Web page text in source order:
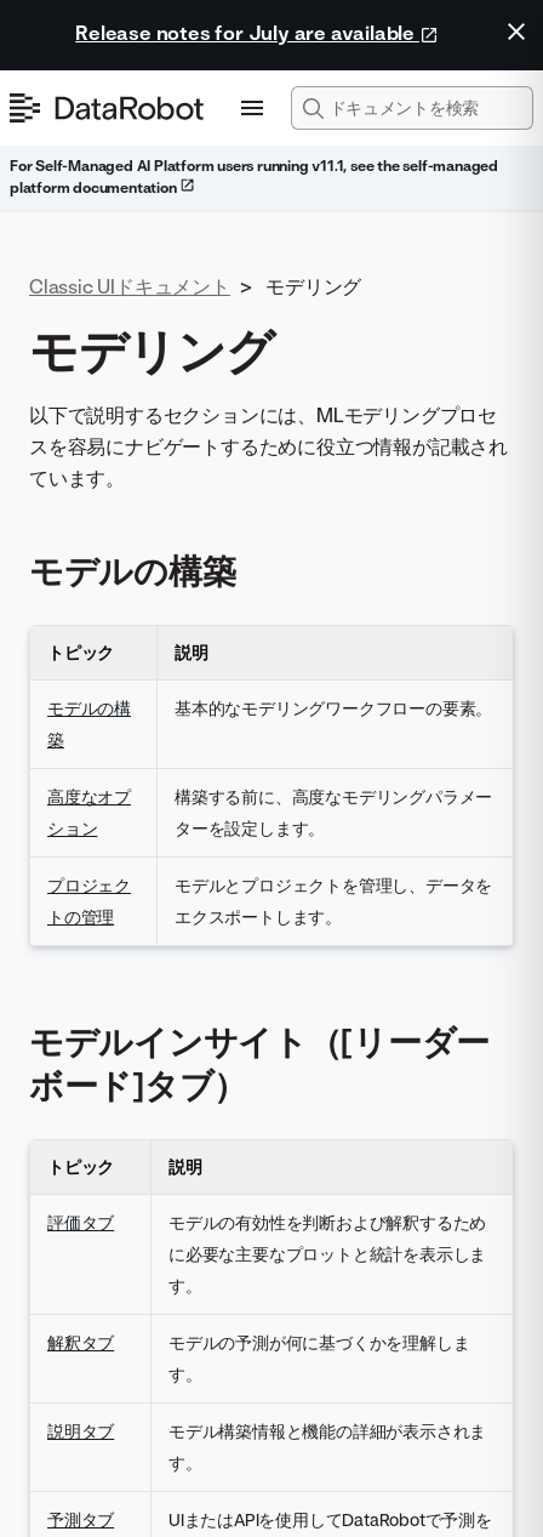
Release notes for July are available
For Self-Managed AI Platform users running v11.1, see the self-managed
platform documentation
Classic UIドキュメント > モデリング
モデリング
以下で説明するセクションには、MLモデリングプロセ
スを容易にナビゲートするために役立つ情報が記載され
ています。
モデルの構築
トピック 説明
モデルの構
築
基本的なモデリングワークフローの要素。
高度なオプ
ション
構築する前に、高度なモデリングパラメー
ターを設定します。
プロジェク
トの管理
モデルとプロジェクトを管理し、データを
エクスポートします。
モデルインサイト（[リーダー
ボード]タブ）
トピック 説明
評価タブ
モデルの有効性を判断および解釈するため
に必要な主要なプロットと統計を表示しま
す。
解釈タブ
モデルの予測が何に基づくかを理解しま
す。
説明タブ
モデル構築情報と機能の詳細が表示されま
す。
予測タブ
UIまたはAPIを使用してDataRobotで予測を